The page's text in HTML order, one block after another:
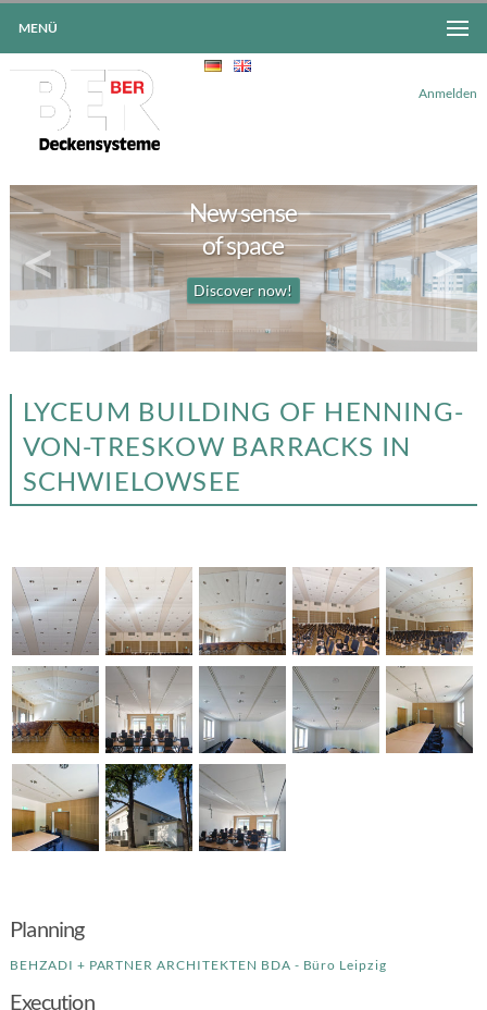
MENÜ
Anmelden
< >
New sense
of space
Discover now!
LYCEUM BUILDING OF HENNING-
VON-TRESKOW BARRACKS IN
SCHWIELOWSEE
Planning
BEHZADI + PARTNER ARCHITEKTEN BDA - Büro Leipzig
Execution